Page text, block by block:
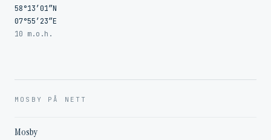
58°13′01″N
07°55′23″E
10 m.o.h.
MOSBY PÅ NETT
Mosby